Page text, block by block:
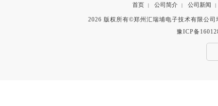
首页 | 公司简介 | 公司新闻 |
2026 版权所有©郑州汇瑞埔电子技术有限公
豫ICP备